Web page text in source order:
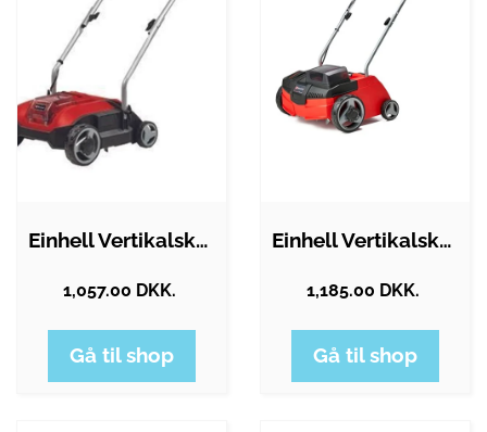
Einhell Vertikalskærer GC-SC 18/28…
1,057.00 DKK.
Gå til shop
Einhell Vertikalskærer GC-SC 36/31 akku…
1,185.00 DKK.
Gå til shop